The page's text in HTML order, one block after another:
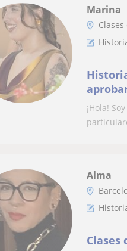
Marina
¡Hola!
Alma